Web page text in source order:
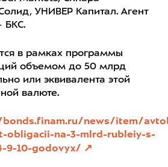
УНИВЕР Капитал. Агент
БКС.
в рамках программы
объемом до 50 млрд
или эквивалента этой
валюте.
news/item/
obligacii-na-3-mlrd-rubleiy-s-
9-10-godovyx/